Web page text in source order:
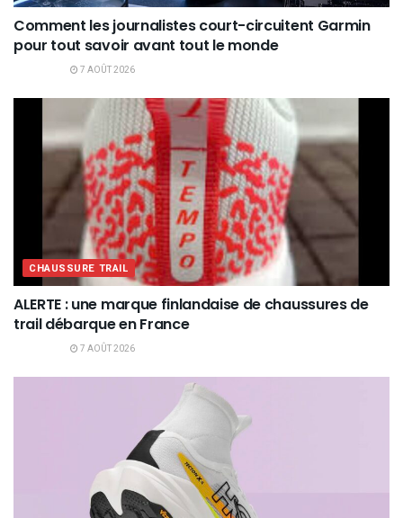
Comment les journalistes court-circuitent Garmin
pour tout savoir avant tout le monde
7 AOÛT 2026
CHAUSSURE TRAIL
ALERTE : une marque finlandaise de chaussures de
trail débarque en France
7 AOÛT 2026